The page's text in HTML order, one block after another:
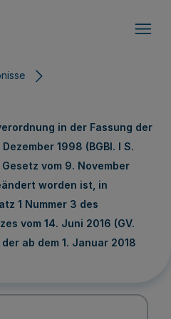
in der Fassung der
1998 (BGBl. I S.
vom 9. November
worden ist, in
1 Nummer 3 des
vom 14. Juni 2016 (GV.
ab dem 1. Januar 2018